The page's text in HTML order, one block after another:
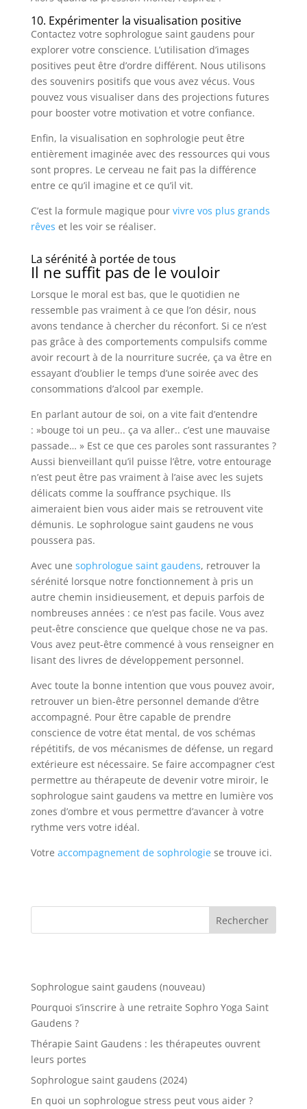
10. Expérimenter la visualisation positive
Contactez votre sophrologue saint gaudens pour
explorer votre conscience. L’utilisation d’images
positives peut être d’ordre différent. Nous utilisons
des souvenirs positifs que vous avez vécus. Vous
pouvez vous visualiser dans des projections futures
pour booster votre motivation et votre confiance.
Enfin, la visualisation en sophrologie peut être
entièrement imaginée avec des ressources qui vous
sont propres. Le cerveau ne fait pas la différence
entre ce qu’il imagine et ce qu’il vit.
C’est la formule magique pour vivre vos plus grands
rêves et les voir se réaliser.
La sérénité à portée de tous
Il ne suffit pas de le vouloir
Lorsque le moral est bas, que le quotidien ne
ressemble pas vraiment à ce que l’on désir, nous
avons tendance à chercher du réconfort. Si ce n’est
pas grâce à des comportements compulsifs comme
avoir recourt à de la nourriture sucrée, ça va être en
essayant d’oublier le temps d’une soirée avec des
consommations d’alcool par exemple.
En parlant autour de soi, on a vite fait d’entendre
: »bouge toi un peu.. ça va aller.. c’est une mauvaise
passade… » Est ce que ces paroles sont rassurantes ?
Aussi bienveillant qu’il puisse l’être, votre entourage
n’est peut être pas vraiment à l’aise avec les sujets
délicats comme la souffrance psychique. Ils
aimeraient bien vous aider mais se retrouvent vite
démunis. Le sophrologue saint gaudens ne vous
poussera pas.
Avec une sophrologue saint gaudens, retrouver la
sérénité lorsque notre fonctionnement à pris un
autre chemin insidieusement, et depuis parfois de
nombreuses années : ce n’est pas facile. Vous avez
peut-être conscience que quelque chose ne va pas.
Vous avez peut-être commencé à vous renseigner en
lisant des livres de développement personnel.
Avec toute la bonne intention que vous pouvez avoir,
retrouver un bien-être personnel demande d’être
accompagné. Pour être capable de prendre
conscience de votre état mental, de vos schémas
répétitifs, de vos mécanismes de défense, un regard
extérieure est nécessaire. Se faire accompagner c’est
permettre au thérapeute de devenir votre miroir, le
sophrologue saint gaudens va mettre en lumière vos
zones d’ombre et vous permettre d’avancer à votre
rythme vers votre idéal.
Votre accompagnement de sophrologiese trouve ici.
Rechercher
Sophrologue saint gaudens (nouveau)
Pourquoi s’inscrire à une retraite Sophro Yoga Saint
Gaudens ?
Thérapie Saint Gaudens : les thérapeutes ouvrent
leurs portes
Sophrologue saint gaudens (2024)
En quoi un sophrologue stress peut vous aider ?